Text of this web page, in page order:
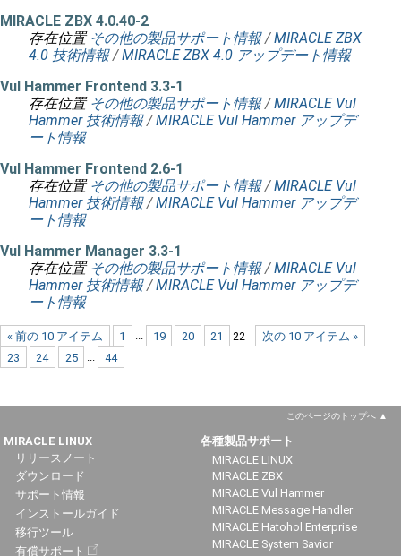
MIRACLE ZBX 4.0.40-2
存在位置 その他の製品サポート情報 /MIRACLE ZBX
4.0 技術情報 /MIRACLE ZBX 4.0 アップデート情報
Vul Hammer Frontend 3.3-1
存在位置 その他の製品サポート情報 /MIRACLE Vul
Hammer 技術情報 /MIRACLE Vul Hammer アップデ
ート情報
Vul Hammer Frontend 2.6-1
存在位置 その他の製品サポート情報 /MIRACLE Vul
Hammer 技術情報 /MIRACLE Vul Hammer アップデ
ート情報
Vul Hammer Manager 3.3-1
存在位置 その他の製品サポート情報 /MIRACLE Vul
Hammer 技術情報 /MIRACLE Vul Hammer アップデ
ート情報
« 前の 10 アイテム 次の 10 アイテム »
1 ... 19 20 21
22
23
24 25 ... 44
このページのトップへ
MIRACLE LINUX
リリースノート
ダウンロード
サポート情報
インストールガイド
移行ツール
有償サポート
各種製品サポート
MIRACLE LINUX
MIRACLE ZBX
MIRACLE Vul Hammer
MIRACLE Message Handler
MIRACLE Hatohol Enterprise
MIRACLE System Savior